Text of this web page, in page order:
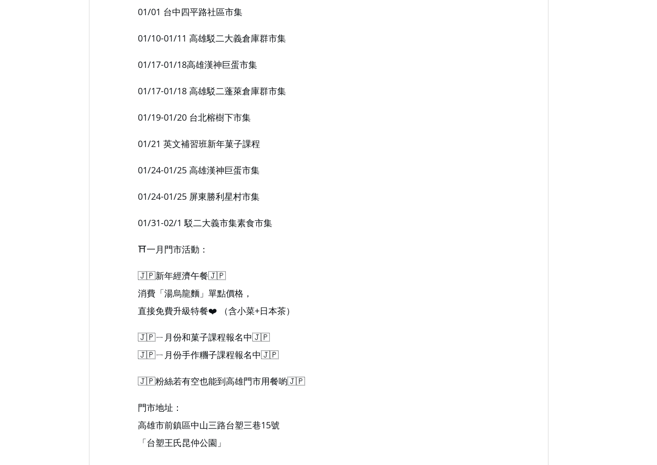
01/01 台中四平路社區市集
01/10-01/11 高雄駁二大義倉庫群市集
01/17-01/18高雄漢神巨蛋市集
01/17-01/18 高雄駁二蓬萊倉庫群市集
01/19-01/20 台北榕樹下市集
01/21 英文補習班新年菓子課程
01/24-01/25 高雄漢神巨蛋市集
01/24-01/25 屏東勝利星村市集
01/31-02/1 駁二大義市集素食市集
⛩️一月門市活動：
🇯🇵新年經濟午餐🇯🇵
消費「湯烏龍麵」單點價格，
直接免費升級特餐❤️ （含小菜+日本茶）
🇯🇵ㄧ月份和菓子課程報名中🇯🇵
🇯🇵ㄧ月份手作糰子課程報名中🇯🇵
🇯🇵粉絲若有空也能到高雄門市用餐喲🇯🇵
門市地址：
高雄市前鎮區中山三路台塑三巷15號
「台塑王氏昆仲公園」